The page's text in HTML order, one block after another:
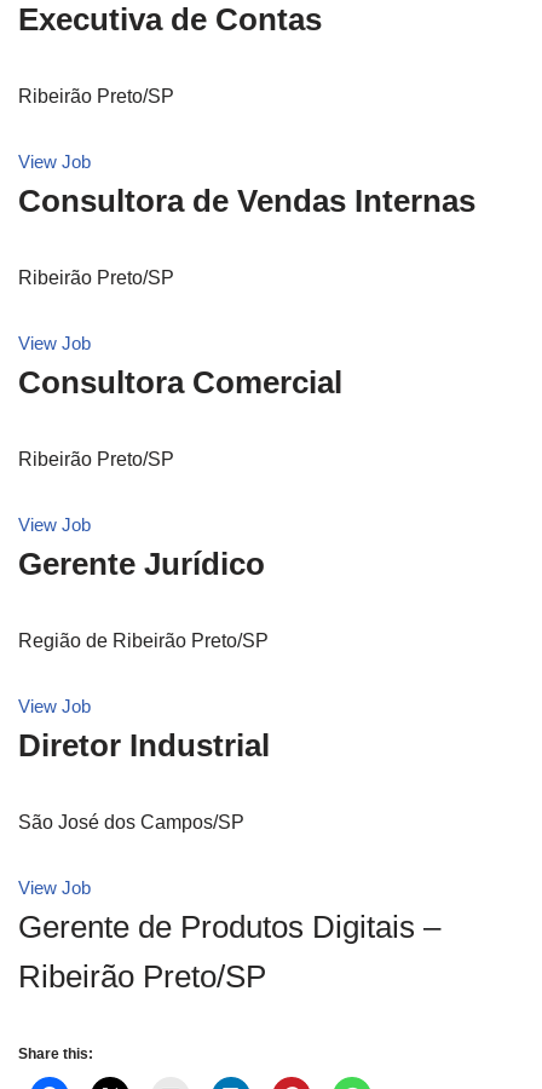
Executiva de Contas
Ribeirão Preto/SP
View Job
Consultora de Vendas Internas
Ribeirão Preto/SP
View Job
Consultora Comercial
Ribeirão Preto/SP
View Job
Gerente Jurídico
Região de Ribeirão Preto/SP
View Job
Diretor Industrial
São José dos Campos/SP
View Job
Gerente de Produtos Digitais –
Ribeirão Preto/SP
Share this: